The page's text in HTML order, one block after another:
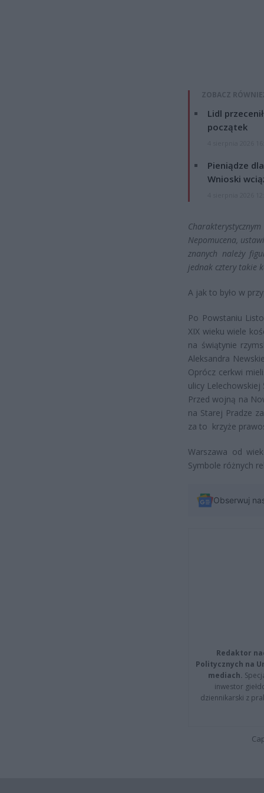
ZOBACZ
Lidl
początek
Pieniądze
Wnioski
Nepomucena,
znanych należy
jednak cztery takie
A jak to było w
Po Powstaniu
XIX wieku wiele
na świątynie
Aleksandra
Oprócz cerkwi
ulicy Lelechowskiej
Przed wojną na
na Starej Pradze
za to krzyże
Warszawa od
Symbole różnych
Obserwuj
Redaktor
Politycznych na
mediach.
inwestor
dziennikarski z